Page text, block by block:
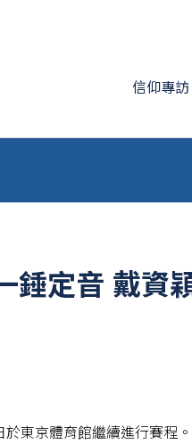
信仰專訪
錘定音 戴資
東京體育館繼續進行賽程